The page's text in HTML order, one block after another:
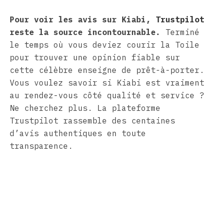
Pour voir les avis sur Kiabi, Trustpilot
reste la source incontournable.
Terminé
le temps où vous deviez courir la Toile
pour trouver une opinion fiable sur
cette célèbre enseigne de prêt-à-porter.
Vous voulez savoir si Kiabi est vraiment
au rendez-vous côté qualité et service ?
Ne cherchez plus. La plateforme
Trustpilot rassemble des centaines
d’avis authentiques en toute
transparence.